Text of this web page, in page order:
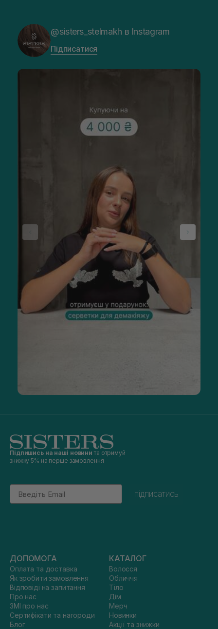
@sisters_stelmakh в Instagram
Підписатися
Підпишись на наші новини та отримуй
знижку 5% на перше замовлення
Email
підписатись
ДОПОМОГА
Оплата та доставка
Як зробити замовлення
Відповіді на запитання
Про нас
ЗМІ про нас
Сертифікати та нагороди
Блог
КАТАЛОГ
Волосся
Обличчя
Тіло
Дім
Мерч
Новинки
Акції та знижки